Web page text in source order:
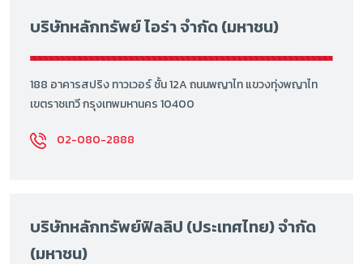
บริษัทหลักทรัพย์ ไอร่า จำกัด (มหาชน)
188 อาคารสปริง ทาวเวอร์ ชั้น 12A ถนนพญาไท แขวงทุ่งพญาไท
เขตราชเทวี กรุงเทพมหานคร 10400
02-080-2888
บริษัทหลักทรัพย์ฟิลลิป (ประเทศไทย) จำกัด
(มหาชน)